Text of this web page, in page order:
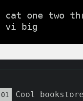
cat one two
vi big
Cool